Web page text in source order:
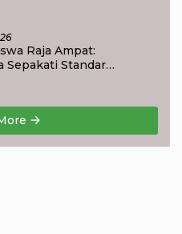
Raja Ampat:
Sepakati Standar